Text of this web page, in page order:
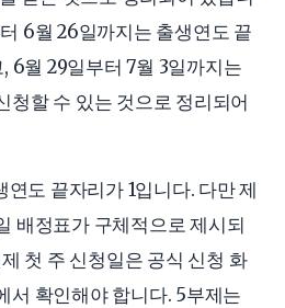
6월 26일까지는 출생연도 끝
6월 29일부터 7월 3일까지는
청할 수 있는 것으로 정리되어
연도 끝자리가 1입니다. 다만 제
배정표가 구체적으로 제시되
첫 주 신청일은 공식 신청 화
서 확인해야 합니다. 5부제는